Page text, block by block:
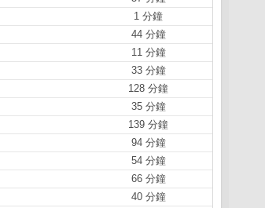
1 分鐘
44 分鐘
11 分鐘
33 分鐘
128 分鐘
35 分鐘
139 分鐘
94 分鐘
54 分鐘
66 分鐘
40 分鐘